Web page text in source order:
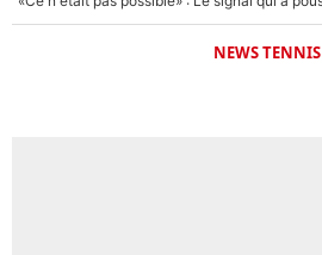
NEWS TENNIS